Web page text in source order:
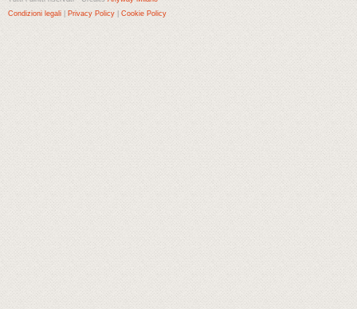
Condizioni legali
Privacy Policy Cookie Policy